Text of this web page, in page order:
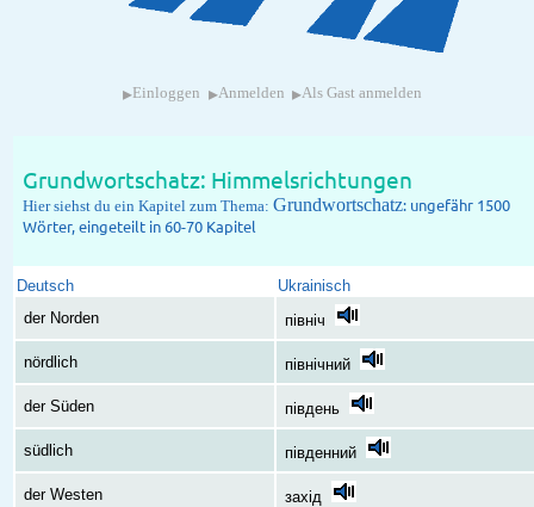
▸ Einloggen ▸Anmelden ▸Als Gast anmelden
Grundwortschatz: Himmelsrichtungen
Hier siehst du ein Kapitel zum Thema:Grundwortschatz: ungefähr 1500
Wörter, eingeteilt in 60-70 Kapitel
Deutsch
Ukrainisch
der Norden
північ
nördlich північний
der Süden південь
südlich південний
der Westen захід